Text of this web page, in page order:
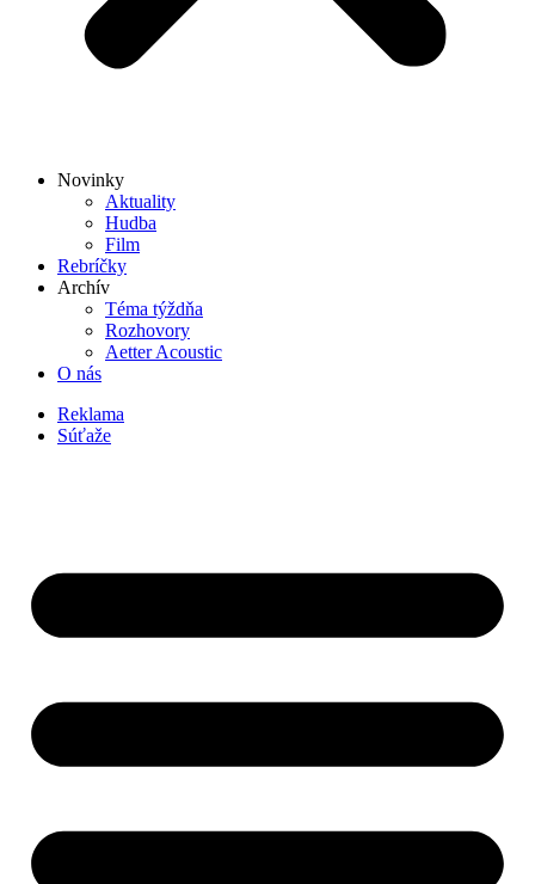
Novinky
Aktuality
Hudba
Film
Rebríčky
Archív
Téma týždňa
Rozhovory
Aetter Acoustic
O nás
Reklama
Súťaže